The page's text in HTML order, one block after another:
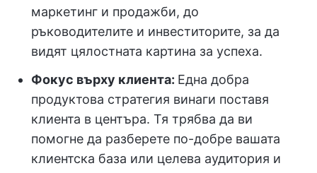
маркетинг и продажби, до
ръководителите и инвеститорите, за да
видят цялостната картина за успеха.
Фокус върху клиента: Една добра
продуктова стратегия винаги поставя
клиента в центъра. Тя трябва да ви
помогне да разберете по-добре вашата
клиентска база или целева аудитория и